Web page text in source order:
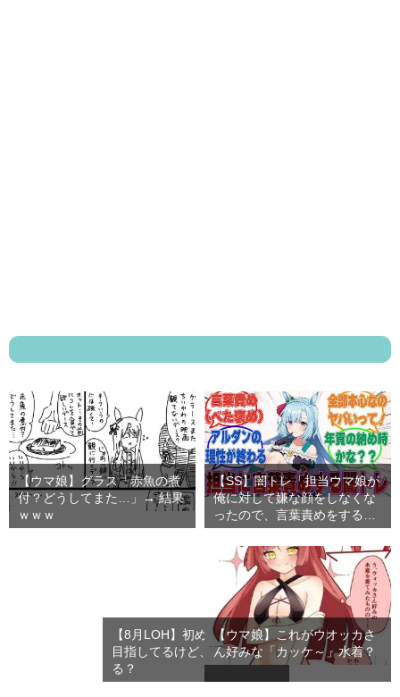
【ウマ娘】グラス「赤魚の煮
付？どうしてまた…」→ 結果
ｗｗｗ
【SS】闇トレ「担当ウマ娘が
俺に対して嫌な顔をしなくな
ったので、言葉責めをする
こ…
【8月LOH】初めてプラチナ4
目指してるけど、これでいけ
る？
【ウマ娘】これがウオッカさ
ん好みな「カッケ～」水着？